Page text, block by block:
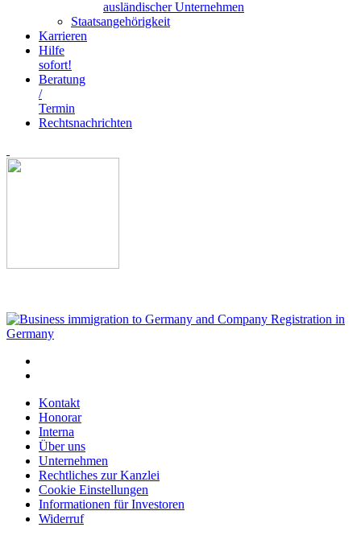
ausländischer Unternehmen
Staatsangehörigkeit
Karrieren
Hilfe
sofort!
Beratung
/
Termin
Rechtsnachrichten
Kontakt
Honorar
Interna
Über uns
Unternehmen
Rechtliches zur Kanzlei
Cookie Einstellungen
Informationen für Investoren
Widerruf